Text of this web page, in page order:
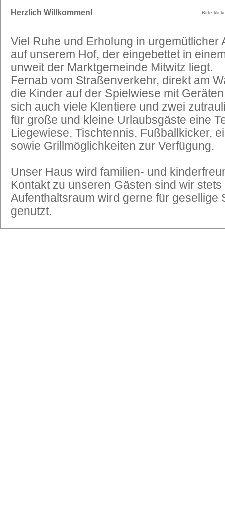
Herzlich Willkommen! Bitte
Viel Ruhe und Erholung in urgemütlicher
auf unserem Hof, der eingebettet in
unweit der Marktgemeinde Mitwitz liegt.
Fernab vom Straßenverkehr, direkt am
die Kinder auf der Spielwiese mit
sich auch viele Klentiere und zwei
für große und kleine Urlaubsgäste eine
Liegewiese, Tischtennis, Fußballkicker,
sowie Grillmöglichkeiten zur Verfügung.
Unser Haus wird familien- und
Kontakt zu unseren Gästen sind wir
Aufenthaltsraum wird gerne für gesellige
genutzt.